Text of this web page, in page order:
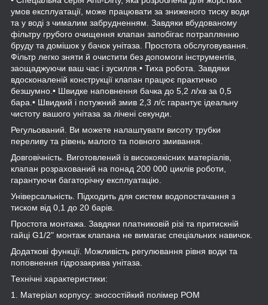
умов експлуатації, може працювати за зниженого тиску води
та у воді з чималим забрудненням. Завдяки вбудованому
фільтру грубого очищення клапан запобігає потраплянню
бруду та домішок у бачок унітаза. Простота обслуговування.
Фільтр легко зняти й очистити без допомоги інструментів,
заощаджуючи ваш час і зусилля.• Тиха робота. Завдяки
вдосконаленій конструкції клапан працює практично
безшумно.• Швидке наповнення бачка до 5,2 л/хв за 0,5
бара.• Швидкий і потужний змив 2,3 л/с гарантує ідеальну
чистоту вашого унітаза за лічені секунди.
Регульований. Ви можете налаштувати висоту трубки
переливу та рівень малого та повного змивання.
Довговічність. Виготовлений із високоякісних матеріалів,
клапан розрахований на понад 200 000 циклів роботи,
гарантуючи багаторічну експлуатацію.
Універсальність. Підходить для систем водопостачання з
тиском від 0,1 до 20 барів.
Простота монтажа. Завдяки платниковій різі та притискній
гайці G1/2" монтаж клапана не вимагає спеціальних навичок.
Додаткові функції. Можливість регулювання рівня води та
поповнення гідрозакрива унітаза.
Технічні характеристики:
1. Матеріал корпусу: зносостійкий полімер РОМ